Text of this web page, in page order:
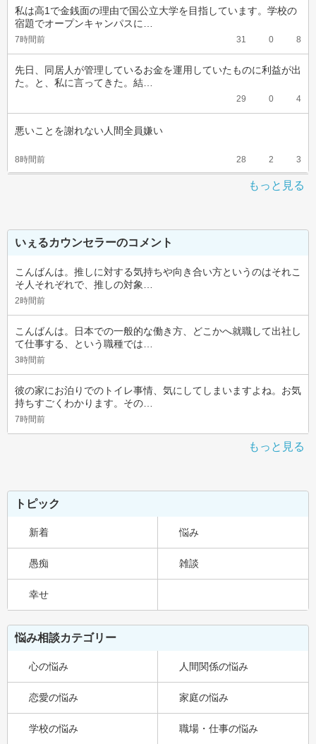
私は高1で金銭面の理由で国公立大学を目指しています。学校の
宿題でオープンキャンパスに…
7時間前 31 0 8
先日、同居人が管理しているお金を運用していたものに利益が出
た。と、私に言ってきた。結…
29 0 4
悪いことを謝れない人間全員嫌い
8時間前 28 2 3
もっと見る
いぇるカウンセラーのコメント
こんばんは。推しに対する気持ちや向き合い方というのはそれこ
そ人それぞれで、推しの対象…
2時間前
こんばんは。日本での一般的な働き方、どこかへ就職して出社し
て仕事する、という職種では…
3時間前
彼の家にお泊りでのトイレ事情、気にしてしまいますよね。お気
持ちすごくわかります。その…
7時間前
もっと見る
トピック
新着 悩み
愚痴 雑談
幸せ
悩み相談カテゴリー
心の悩み 人間関係の悩み
恋愛の悩み 家庭の悩み
学校の悩み 職場・仕事の悩み